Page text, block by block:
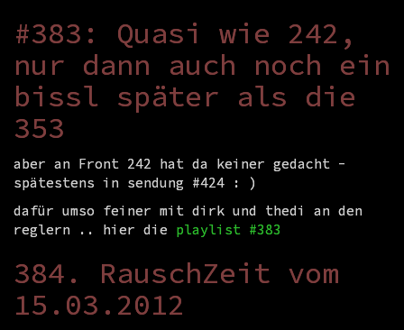
#383: Quasi wie 242,
nur dann auch noch ein
bissl später als die
353
aber an Front 242 hat da keiner gedacht -
spätestens in sendung #424 : )
dafür umso feiner mit dirk und thedi an den
reglern .. hier die playlist #383
384. RauschZeit vom
15.03.2012